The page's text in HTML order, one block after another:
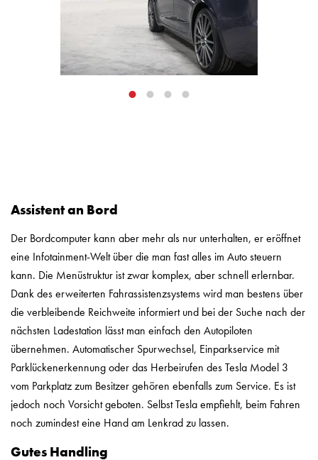
Assistent an Bord
Der Bordcomputer kann aber mehr als nur unterhalten, er eröffnet
eine Infotainment-Welt über die man fast alles im Auto steuern
kann. Die Menüstruktur ist zwar komplex, aber schnell erlernbar.
Dank des erweiterten Fahrassistenzsystems wird man bestens über
die verbleibende Reichweite informiert und bei der Suche nach der
nächsten Ladestation lässt man einfach den Autopiloten
übernehmen. Automatischer Spurwechsel, Einparkservice mit
Parklückenerkennung oder das Herbeirufen des Tesla Model 3
vom Parkplatz zum Besitzer gehören ebenfalls zum Service. Es ist
jedoch noch Vorsicht geboten. Selbst Tesla empfiehlt, beim Fahren
noch zumindest eine Hand am Lenkrad zu lassen.
Gutes Handling